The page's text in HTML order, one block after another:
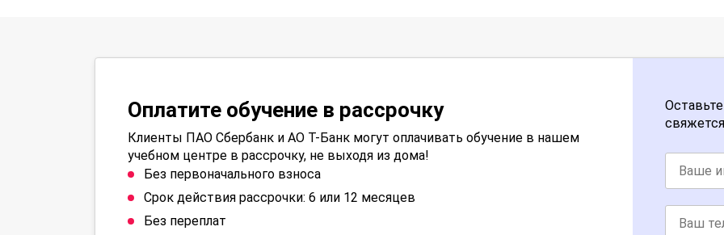
Оплатите обучение в рассрочку
Клиенты ПАО Сбербанк и АО Т-Банк могут оплачивать обучение в нашем
учебном центре в рассрочку, не выходя из дома!
Без первоначального взноса
Срок действия рассрочки: 6 или 12 месяцев
Без переплат